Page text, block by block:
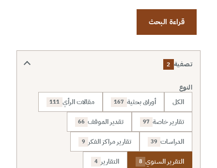
قراءة البحث
تصفية 2
النوع
الكل أوراق بحثية 167 مقالات الرأي 111
تقارير خاصة 97 تقدير الموقف 66
الدراسات 39 تقارير مراكز الفكر 9
التقرير السنوي 8 التقارير 4